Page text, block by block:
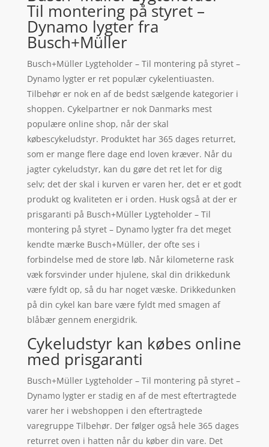
Til montering på styret –
Dynamo lygter fra
Busch+Müller
Busch+Müller Lygteholder – Til montering på styret –
Dynamo lygter er ret populær cykelentiuasten.
Tilbehør er nok en af de bedst sælgende kategorier i
shoppen. Cykelpartner er nok Danmarks mest
populære online shop, når der skal
købescykeludstyr. Produktet har 365 dages returret,
som er mange flere dage end loven kræver. Når du
jagter cykeludstyr, kan du gøre det ret let for dig
selv; det der skal i kurven er varen her, det er et godt
produkt og kvaliteten er i orden. Husk også at der er
prisgaranti på Busch+Müller Lygteholder – Til
montering på styret – Dynamo lygter fra det meget
kendte mærke Busch+Müller, der ofte ses i
forbindelse med de store løb. Når kilometerne rask
væk forsvinder under hjulene, skal din drikkedunk
være fyldt op, så du har noget væske. Drikkedunken
på din cykel kan bare være fyldt med smagen af
blåbær gennem energidrik.
Cykeludstyr kan købes online
med prisgaranti
Busch+Müller Lygteholder – Til montering på styret –
Dynamo lygter er stadig en af de mest eftertragtede
varer her i webshoppen i den eftertragtede
varegruppe Tilbehør. Der følger også hele 365 dages
returret oven i hatten når du køber din vare. Det